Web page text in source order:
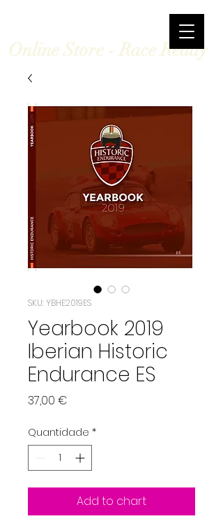
Online Store - Race Ready
SKU: YBHE2019ES
Yearbook 2019
Iberian Historic
Endurance ES
37,00 €
Quantidade *
Add to chart